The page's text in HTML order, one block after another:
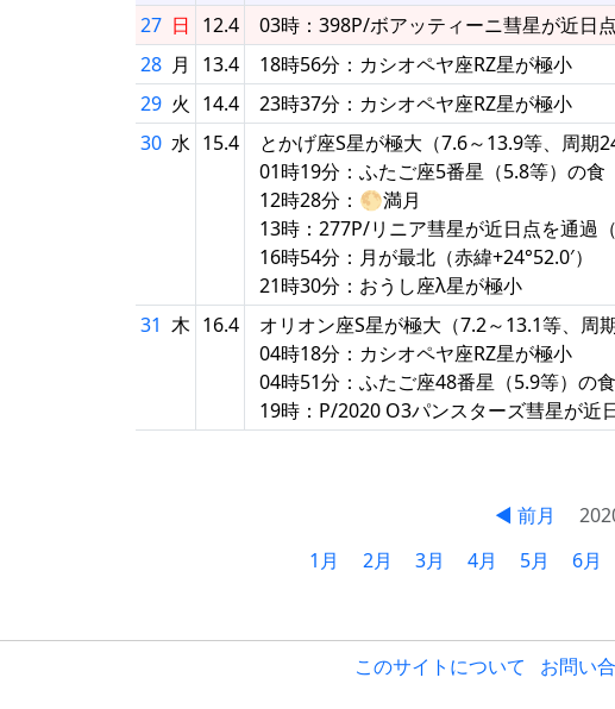
27 日 12.4
03時：398P/ボアッティーニ彗星が近日
28 月 13.4
18時56分：カシオペヤ座RZ星が極小
29 火 14.4
23時37分：カシオペヤ座RZ星が極小
30 水 15.4
とかげ座S星が極大（7.6～13.9等、周期
01時19分：ふたご座5番星（5.8等）の食
12時28分：🌕満月
13時：277P/リニア彗星が近日点を通過（
16時54分：月が最北（赤緯+24°52.0′）
21時30分：おうし座λ星が極小
31 木 16.4
オリオン座S星が極大（7.2～13.1等、周
04時18分：カシオペヤ座RZ星が極小
04時51分：ふたご座48番星（5.9等）の
19時：P/2020 O3パンスターズ彗星が近
◀ 前月
1月
2月 3月 4月 5月 6月
このサイトについて お問い